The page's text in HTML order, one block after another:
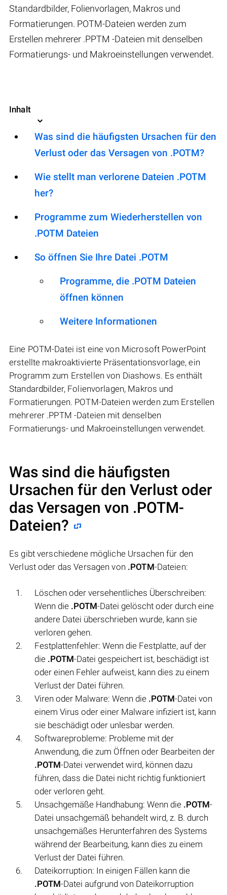
Standardbilder, Folienvorlagen, Makros und
Formatierungen. POTM-Dateien werden zum
Erstellen mehrerer .PPTM -Dateien mit denselben
Formatierungs- und Makroeinstellungen verwendet.
Inhalt
Was sind die häufigsten Ursachen für den
Verlust oder das Versagen von .POTM?
Wie stellt man verlorene Dateien .POTM
her?
Programme zum Wiederherstellen von
.POTM Dateien
So öffnen Sie Ihre Datei .POTM
Programme, die .POTM Dateien
öffnen können
Weitere Informationen
Eine POTM-Datei ist eine von Microsoft PowerPoint
erstellte makroaktivierte Präsentationsvorlage, ein
Programm zum Erstellen von Diashows. Es enthält
Standardbilder, Folienvorlagen, Makros und
Formatierungen. POTM-Dateien werden zum Erstellen
mehrerer .PPTM -Dateien mit denselben
Formatierungs- und Makroeinstellungen verwendet.
Was sind die häufigsten
Ursachen für den Verlust oder
das Versagen von .POTM-
Dateien?
Es gibt verschiedene mögliche Ursachen für den
Verlust oder das Versagen von .POTM-Dateien:
Löschen oder versehentliches Überschreiben:
Wenn die .POTM-Datei gelöscht oder durch eine
andere Datei überschrieben wurde, kann sie
verloren gehen.
Festplattenfehler: Wenn die Festplatte, auf der
die .POTM-Datei gespeichert ist, beschädigt ist
oder einen Fehler aufweist, kann dies zu einem
Verlust der Datei führen.
Viren oder Malware: Wenn die .POTM-Datei von
einem Virus oder einer Malware infiziert ist, kann
sie beschädigt oder unlesbar werden.
Softwareprobleme: Probleme mit der
Anwendung, die zum Öffnen oder Bearbeiten der
.POTM-Datei verwendet wird, können dazu
führen, dass die Datei nicht richtig funktioniert
oder verloren geht.
Unsachgemäße Handhabung: Wenn die .POTM-
Datei unsachgemäß behandelt wird, z. B. durch
unsachgemäßes Herunterfahren des Systems
während der Bearbeitung, kann dies zu einem
Verlust der Datei führen.
Dateikorruption: In einigen Fällen kann die
.POTM-Datei aufgrund von Dateikorruption